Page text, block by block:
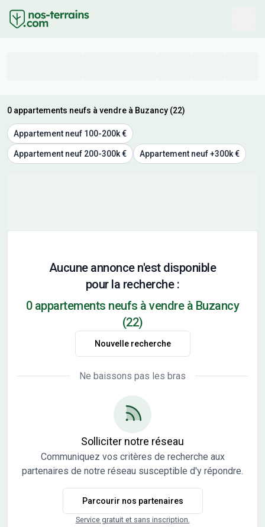
0 appartements neufs à vendre à Buzancy (22)
Appartement neuf 100-200k €
Appartement neuf 200-300k € Appartement neuf +300k €
Aucune annonce n'est disponible
pour la recherche :
0 appartements neufs à vendre à Buzancy
(22)
Nouvelle recherche
Ne baissons pas les bras
Solliciter notre réseau
Communiquez vos critères de recherche aux
partenaires de notre réseau susceptible d'y répondre.
Parcourir nos partenaires
Service gratuit et sans inscription.